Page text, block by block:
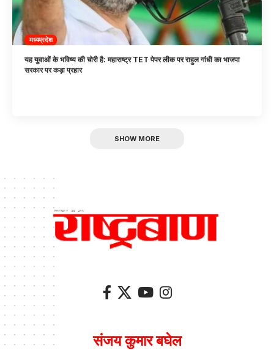
मध्यप्रदेश
यह युवाओं के भविष्य की चोरी है: महाराष्ट्र TET पेपर लीक पर राहुल गांधी का भाजपा
सरकार पर कड़ा प्रहार
SHOW MORE
संजय कुमार बघेल